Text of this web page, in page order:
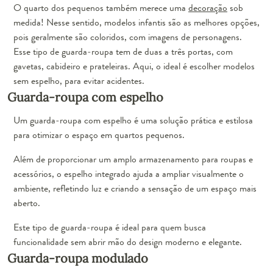
O quarto dos pequenos também merece uma decoração sob
medida! Nesse sentido, modelos infantis são as melhores opções,
pois geralmente são coloridos, com imagens de personagens.
Esse tipo de guarda-roupa tem de duas a três portas, com
gavetas, cabideiro e prateleiras. Aqui, o ideal é escolher modelos
sem espelho, para evitar acidentes.
Guarda-roupa com espelho
Um guarda-roupa com espelho é uma solução prática e estilosa
para otimizar o espaço em quartos pequenos.
Além de proporcionar um amplo armazenamento para roupas e
acessórios, o espelho integrado ajuda a ampliar visualmente o
ambiente, refletindo luz e criando a sensação de um espaço mais
aberto.
Este tipo de guarda-roupa é ideal para quem busca
funcionalidade sem abrir mão do design moderno e elegante.
Guarda-roupa modulado